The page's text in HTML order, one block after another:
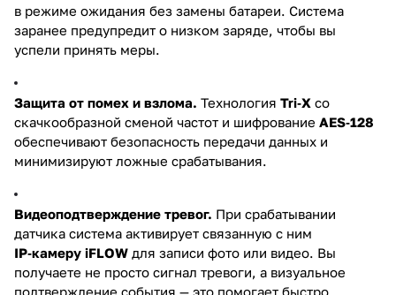
в режиме ожидания без замены батареи. Система
заранее предупредит о низком заряде, чтобы вы
успели принять меры.
Защита от помех и взлома. Технология Tri‑X со
скачкообразной сменой частот и шифрование AES‑128
обеспечивают безопасность передачи данных и
минимизируют ложные срабатывания.
Видеоподтверждение тревог. При срабатывании
датчика система активирует связанную с ним
IP‑камеру iFLOW для записи фото или видео. Вы
получаете не просто сигнал тревоги, а визуальное
подтверждение события — это помогает быстро